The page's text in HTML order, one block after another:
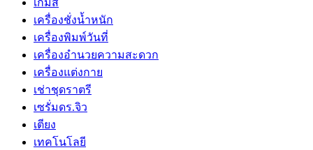
เครื่องชั่งน้ำหนัก
เครื่องพิมพ์วันที่
เครื่องอำนวยความสะดวก
เครื่องแต่งกาย
เช่าชุดราตรี
เซรั่มดร.จิว
เตียง
เทคโนโลยี